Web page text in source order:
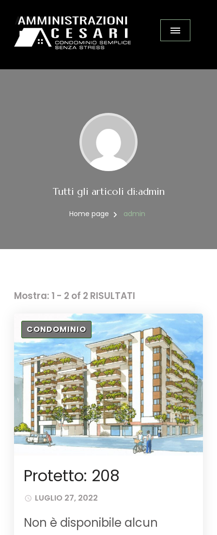
Tutti gli articoli di:admin
Home page admin
Mostra: 1 - 2 of 2 RISULTATI
CONDOMINIO
Protetto: 208
LUGLIO 27, 2022
Non è disponibile alcun